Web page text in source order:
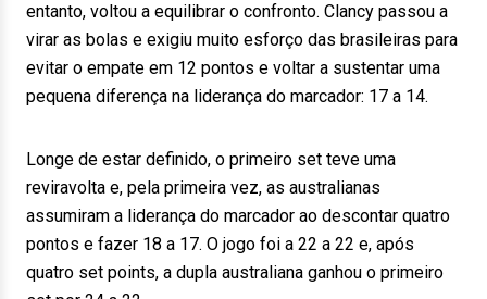
entanto, voltou a equilibrar o confronto. Clancy passou a
virar as bolas e exigiu muito esforço das brasileiras para
evitar o empate em 12 pontos e voltar a sustentar uma
pequena diferença na liderança do marcador: 17 a 14.
Longe de estar definido, o primeiro set teve uma
reviravolta e, pela primeira vez, as australianas
assumiram a liderança do marcador ao descontar quatro
pontos e fazer 18 a 17. O jogo foi a 22 a 22 e, após
quatro set points, a dupla australiana ganhou o primeiro